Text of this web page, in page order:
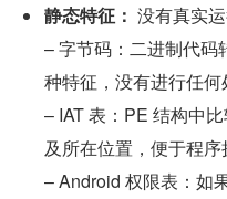
静态特征： 没有真实
– 字节码：二进制代码
种特征，没有进行任何
– IAT 表：PE 结构中
及所在位置，便于程
– Android 权限表：如